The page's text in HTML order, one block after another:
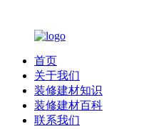
首页
关于我们
装修建材知识
装修建材百科
联系我们